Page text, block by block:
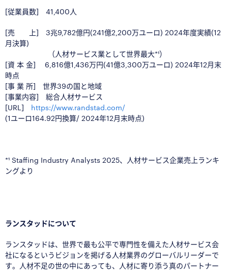
[従業員数] 41,400人
[売 上] 3兆9,782億円(241億2,200万ユーロ) 2024年度実績(12
月決算)
（人材サービス業として世界最大*¹）
[資 本 金] 6,816億1,436万円(41億3,300万ユーロ) 2024年12月末
時点
[事 業 所] 世界39の国と地域
[事業内容] 総合人材サービス
[URL]
https://www.randstad.com/
(1ユーロ164.92円換算/ 2024年12月末時点)
*¹ Staffing Industry Analysts 2025、人材サービス企業売上ランキ
ングより
ランスタッドについて
ランスタッドは、世界で最も公平で専門性を備えた人材サービス会
社になるというビジョンを掲げる人材業界のグローバルリーダーで
す。人材不足の世の中にあっても、人材に寄り添う真のパートナー